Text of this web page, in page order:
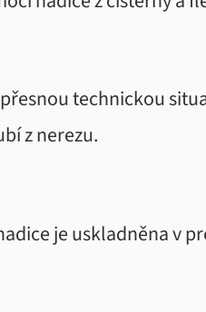
technickou
z nerezu.
je uskladněna v